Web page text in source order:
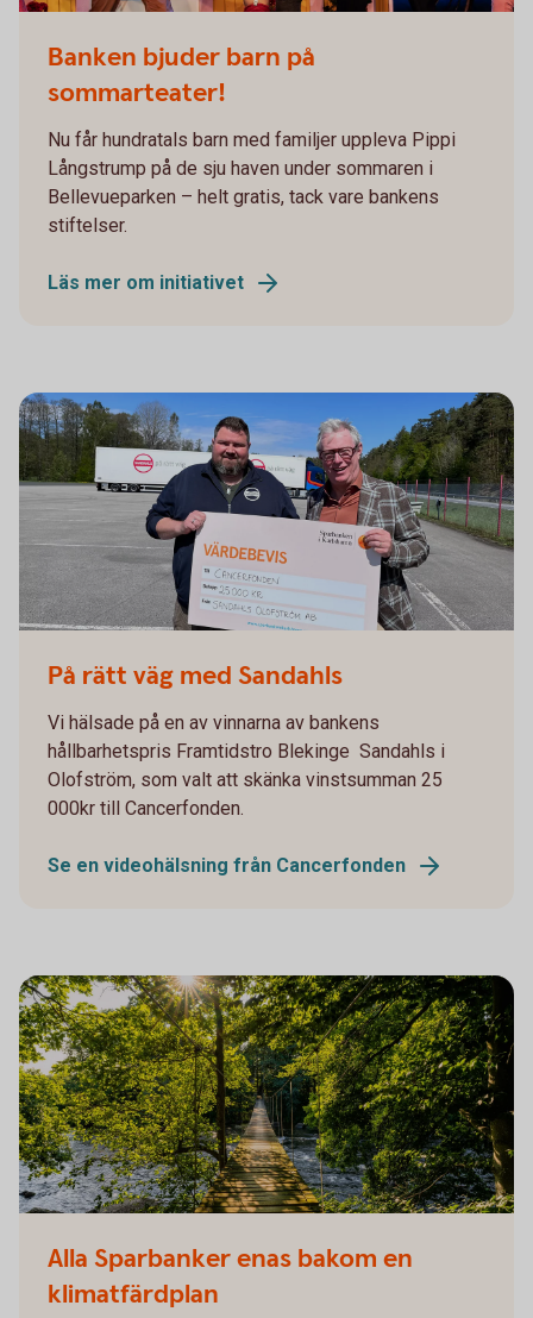
Banken bjuder barn på
sommarteater!
Nu får hundratals barn med familjer uppleva Pippi
Långstrump på de sju haven under sommaren i
Bellevueparken – helt gratis, tack vare bankens
stiftelser.
Läs mer om initiativet
På rätt väg med Sandahls
Vi hälsade på en av vinnarna av bankens
hållbarhetspris Framtidstro Blekinge ­ Sandahls i
Olofström, som valt att skänka vinstsumman 25
000kr till Cancerfonden.
Se en videohälsning från Cancerfonden
Popular destination for anglers.
Alla Sparbanker enas bakom en
klimatfärdplan